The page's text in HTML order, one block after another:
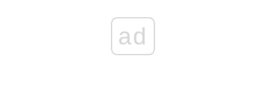
ad